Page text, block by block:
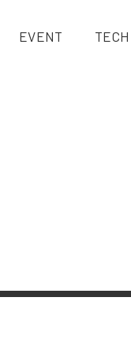
EVENT TECH